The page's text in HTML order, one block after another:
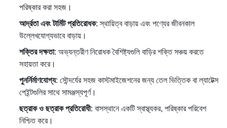
পরিষ্কার করা সহজ।
আর্দ্রতা এবং টার্মিট প্রতিরোধক: স্থায়িত্ব বাড়ায় এবং পণ্যের জীবনকাল
উল্লেখযোগ্যভাবে বাড়ায়।
শক্তির দক্ষতা: অভ্যন্তরীণ নিরোধক বৈশিষ্ট্যগুলি বাড়ির শক্তি সঞ্চয় করতে
সহায়তা করে।
পুনর্নির্মাণযোগ্য: সৌন্দর্যের সহজ কাস্টমাইজেশনের জন্য তেল ভিত্তিক বা ল্যাটেক্স
পেইন্টগুলির সাথে সামঞ্জস্যপূর্ণ।
ছত্রাক ও ছত্রাক প্রতিরোধী: বাসস্থানে একটি স্বাস্থ্যকর, পরিষ্কার পরিবেশ
নিশ্চিত করে।